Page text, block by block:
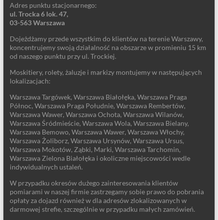
Adres punktu stacjonarnego:
ul. Trocka 6 lok. 47,
03-563 Warszawa
Dojeżdżamy przede wszystkim do klientów na terenie Warszawy,
koncentrujemy swoją działalność na obszarze w promieniu 15 km
od naszego punktu przy ul. Trockiej.
Moskitiery, rolety, żaluzje i markizy montujemy w następujących
lokalizacjach:
Warszawa Targówek, Warszawa Białołęka, Warszawa Praga
Północ, Warszawa Praga Południe, Warszawa Rembertów,
Warszawa Wawer, Warszawa Ochota, Warszawa Wilanów,
Warszawa Śródmieście, Warszawa Wola, Warszawa Bielany,
Warszawa Bemowo, Warszawa Wawer, Warszawa Włochy,
Warszawa Żoliborz, Warszawa Ursynów, Warszawa Ursus,
Warszawa Mokotów, Ząbki, Marki, Warszawa Tarchomin,
Warszawa Zielona Białołęka i okoliczne miejscowości wedle
indywidualnych ustaleń.
W przypadku okresów dużego zainteresowania klientów
pomiarami w naszej firmie zastrzegamy sobie prawo do pobrania
opłaty za dojazd również w dla adresów zlokalizowanych w
darmowej strefie, szczególnie w przypadku małych zamówień.